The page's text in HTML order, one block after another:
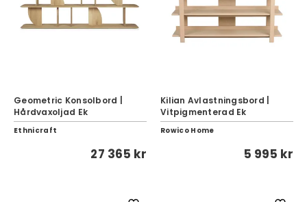
Geometric Konsolbord |
Hårdvaxoljad Ek
Ethnicraft
27 365 kr
Kilian Avlastningsbord |
Vitpigmenterad Ek
Rowico Home
5 995 kr